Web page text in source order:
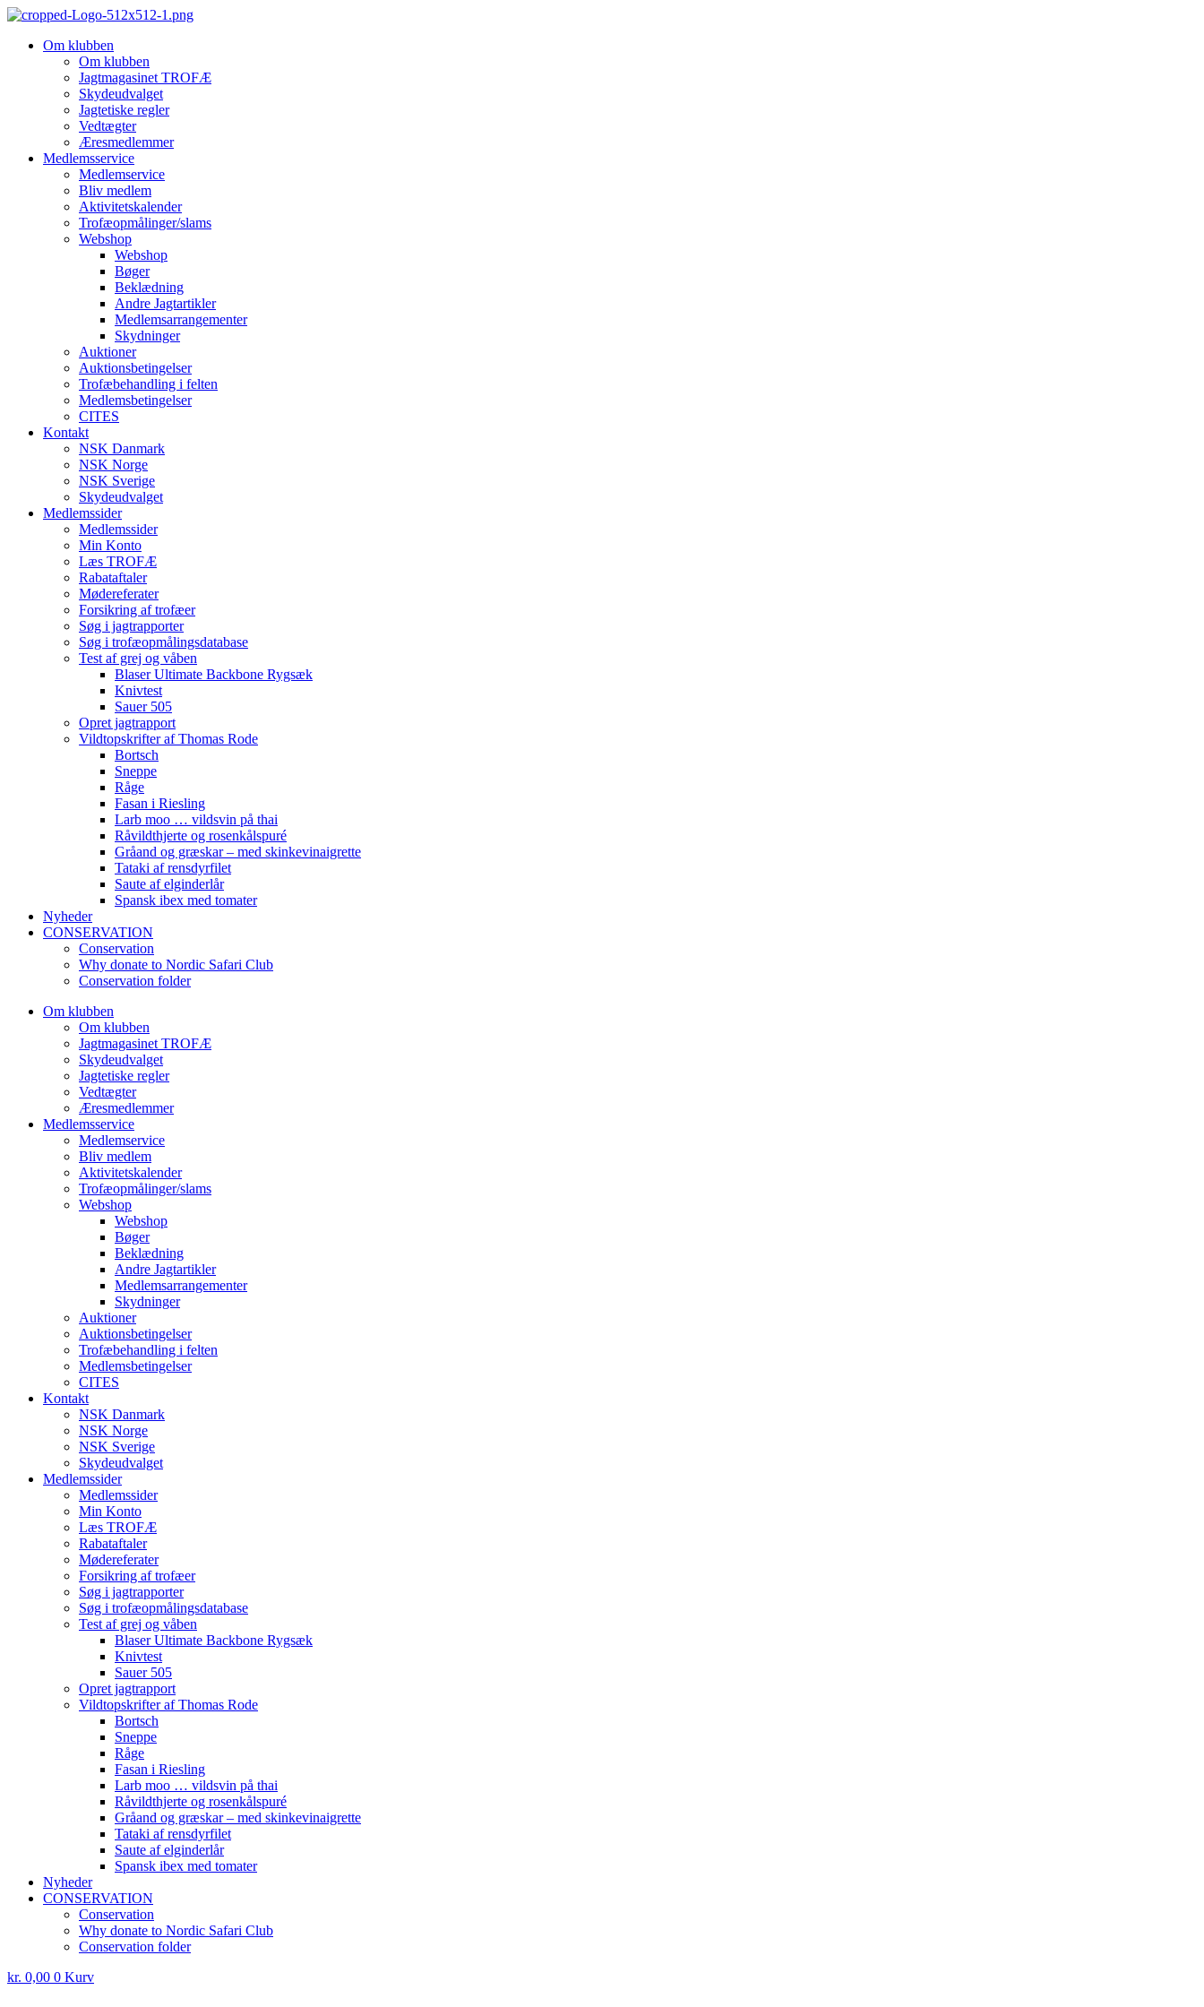
Videre
indholdOm klubben
Om klubben
Jagtmagasinet TROFÆ
Skydeudvalget
Jagtetiske regler
Vedtægter
Æresmedlemmer
Medlemsservice
Medlemservice
Bliv medlem
Aktivitetskalender
Trofæopmålinger/slams
Webshop
Webshop
Bøger
Beklædning
Andre Jagtartikler
Medlemsarrangementer
Skydninger
Auktioner
Auktionsbetingelser
Trofæbehandling i felten
Medlemsbetingelser
CITES
Kontakt
NSK Danmark
NSK Norge
NSK Sverige
Skydeudvalget
Medlemssider
Medlemssider
Min Konto
Læs TROFÆ
Rabataftaler
Mødereferater
Forsikring af trofæer
Søg i jagtrapporter
Søg i trofæopmålingsdatabase
Test af grej og våben
Blaser Ultimate Backbone Rygsæk
Knivtest
Sauer 505
Opret jagtrapport
Vildtopskrifter af Thomas Rode
Bortsch
Sneppe
Råge
Fasan i Riesling
Larb moo … vildsvin på thai
Råvildthjerte og rosenkålspuré
Gråand og græskar – med skinkevinaigrette
Tataki af rensdyrfilet
Saute af elginderlår
Spansk ibex med tomater
Nyheder
CONSERVATION
Conservation
Why donate to Nordic Safari Club
Conservation folder
Om klubben
Om klubben
Jagtmagasinet TROFÆ
Skydeudvalget
Jagtetiske regler
Vedtægter
Æresmedlemmer
Medlemsservice
Medlemservice
Bliv medlem
Aktivitetskalender
Trofæopmålinger/slams
Webshop
Webshop
Bøger
Beklædning
Andre Jagtartikler
Medlemsarrangementer
Skydninger
Auktioner
Auktionsbetingelser
Trofæbehandling i felten
Medlemsbetingelser
CITES
Kontakt
NSK Danmark
NSK Norge
NSK Sverige
Skydeudvalget
Medlemssider
Medlemssider
Min Konto
Læs TROFÆ
Rabataftaler
Mødereferater
Forsikring af trofæer
Søg i jagtrapporter
Søg i trofæopmålingsdatabase
Test af grej og våben
Blaser Ultimate Backbone Rygsæk
Knivtest
Sauer 505
Opret jagtrapport
Vildtopskrifter af Thomas Rode
Bortsch
Sneppe
Råge
Fasan i Riesling
Larb moo … vildsvin på thai
Råvildthjerte og rosenkålspuré
Gråand og græskar – med skinkevinaigrette
Tataki af rensdyrfilet
Saute af elginderlår
Spansk ibex med tomater
Nyheder
CONSERVATION
Conservation
Why donate to Nordic Safari Club
Conservation folder
kr. 0,00 0 Kurv